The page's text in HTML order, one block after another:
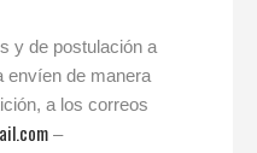
y de postulación a
envíen de manera
a los correos
–